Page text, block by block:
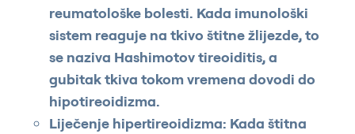
reumatološke bolesti. Kada imunološki
sistem reaguje na tkivo štitne žlijezde, to
se naziva Hashimotov tireoiditis, a
gubitak tkiva tokom vremena dovodi do
hipotireoidizma.
Liječenje hipertireoidizma: Kada štitna